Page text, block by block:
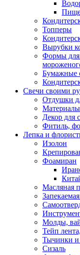
Топперы
Вырубки
Формы для
Бумажные
Свечи своими
Отдушки
Материалы
Декор для
Фитиль,
Лепка и
Изолон
Фоамиран
Масляная
Молды,
Тейп
Тычинки и
Сизаль